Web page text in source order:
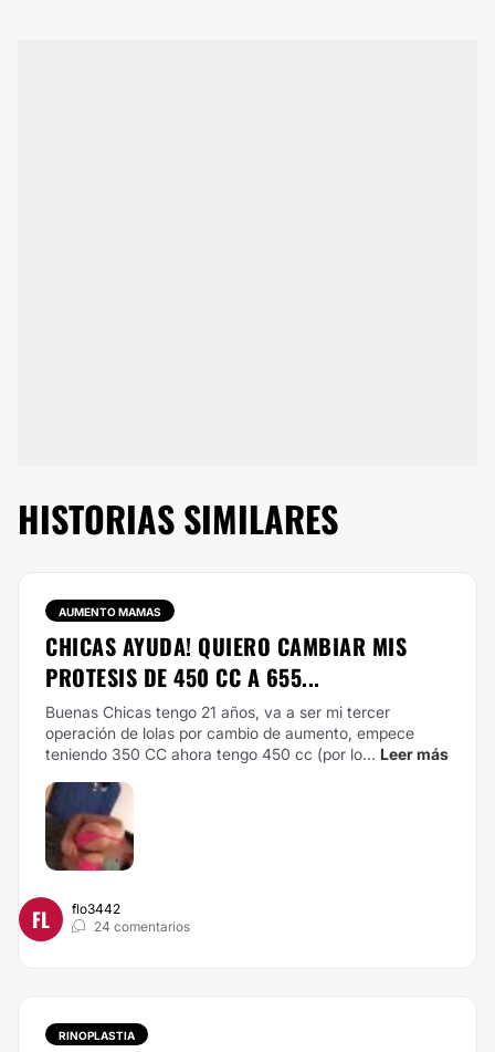
HISTORIAS SIMILARES
AUMENTO MAMAS
CHICAS AYUDA! QUIERO CAMBIAR MIS
PROTESIS DE 450 CC A 655...
Buenas Chicas tengo 21 años, va a ser mi tercer
operación de lolas por cambio de aumento, empece
teniendo 350 CC ahora tengo 450 cc (por lo... Leer más
FL
flo3442
24 comentarios
RINOPLASTIA